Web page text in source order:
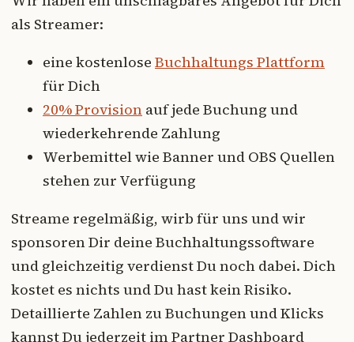
als Streamer:
eine kostenlose Buchhaltungs Plattform
für Dich
20% Provision auf jede Buchung und
wiederkehrende Zahlung
Werbemittel wie Banner und OBS Quellen
stehen zur Verfügung
Streame regelmäßig, wirb für uns und wir
sponsoren Dir deine Buchhaltungssoftware
und gleichzeitig verdienst Du noch dabei. Dich
kostet es nichts und Du hast kein Risiko.
Detaillierte Zahlen zu Buchungen und Klicks
kannst Du jederzeit im Partner Dashboard